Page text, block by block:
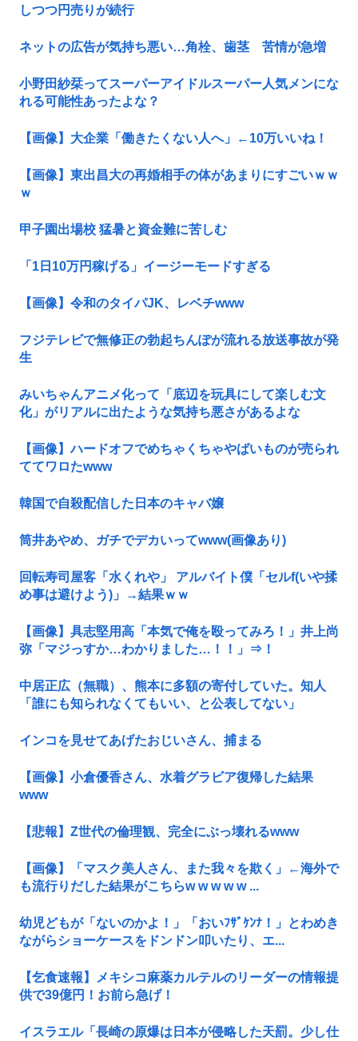
しつつ円売りが続行
ネットの広告が気持ち悪い…角栓、歯茎 苦情が急増
小野田紗栞ってスーパーアイドルスーパー人気メンにな
れる可能性あったよな？
【画像】大企業「働きたくない人へ」←10万いいね！
【画像】東出昌大の再婚相手の体があまりにすごいｗｗ
ｗ
甲子園出場校 猛暑と資金難に苦しむ
「1日10万円稼げる」イージーモードすぎる
【画像】令和のタイパJK、レベチwww
フジテレビで無修正の勃起ちんぽが流れる放送事故が発
生
みいちゃんアニメ化って「底辺を玩具にして楽しむ文
化」がリアルに出たような気持ち悪さがあるよな
【画像】ハードオフでめちゃくちゃやばいものが売られ
ててワロたwww
韓国で自殺配信した日本のキャバ嬢
筒井あやめ、ガチでデカいってwww(画像あり)
回転寿司屋客「水くれや」 アルバイト僕「セルf(いや揉
め事は避けよう)」→結果ｗｗ
【画像】具志堅用高「本気で俺を殴ってみろ！」井上尚
弥「マジっすか…わかりました…！！」⇒！
中居正広（無職）、熊本に多額の寄付していた。知人
「誰にも知られなくてもいい、と公表してない」
インコを見せてあげたおじいさん、捕まる
【画像】小倉優香さん、水着グラビア復帰した結果
www
【悲報】Z世代の倫理観、完全にぶっ壊れるwww
【画像】「マスク美人さん、また我々を欺く」←海外で
も流行りだした結果がこちらw w w w w ...
幼児どもが「ないのかよ！」「おいﾌｻﾞｹﾝﾅ！」とわめき
ながらショーケースをドンドン叩いたり、エ...
【乞食速報】メキシコ麻薬カルテルのリーダーの情報提
供で39億円！お前ら急げ！
イスラエル「長崎の原爆は日本が侵略した天罰。少し仕